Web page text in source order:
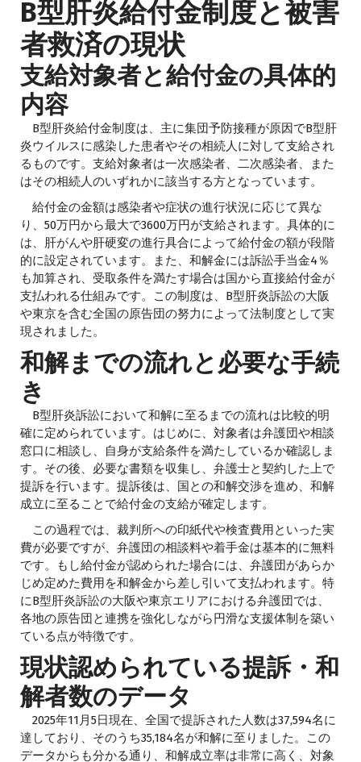
B型肝炎給付金制度と被害
者救済の現状
支給対象者と給付金の具体的
内容
B型肝炎給付金制度は、主に集団予防接種が原因でB型肝
炎ウイルスに感染した患者やその相続人に対して支給され
るものです。支給対象者は一次感染者、二次感染者、また
はその相続人のいずれかに該当する方となっています。
給付金の金額は感染者や症状の進行状況に応じて異な
り、50万円から最大で3600万円が支給されます。具体的に
は、肝がんや肝硬変の進行具合によって給付金の額が段階
的に設定されています。また、和解金には訴訟手当金4％
も加算され、受取条件を満たす場合は国から直接給付金が
支払われる仕組みです。この制度は、B型肝炎訴訟の大阪
や東京を含む全国の原告団の努力によって法制度として実
現されました。
和解までの流れと必要な手続
き
B型肝炎訴訟において和解に至るまでの流れは比較的明
確に定められています。はじめに、対象者は弁護団や相談
窓口に相談し、自身が支給条件を満たしているか確認しま
す。その後、必要な書類を収集し、弁護士と契約した上で
提訴を行います。提訴後は、国との和解交渉を進め、和解
成立に至ることで給付金の支給が確定します。
この過程では、裁判所への印紙代や検査費用といった実
費が必要ですが、弁護団の相談料や着手金は基本的に無料
です。もし給付金が認められた場合には、弁護団があらか
じめ定めた費用を和解金から差し引いて支払われます。特
にB型肝炎訴訟の大阪や東京エリアにおける弁護団では、
各地の原告団と連携を強化しながら円滑な支援体制を築い
ている点が特徴です。
現状認められている提訴・和
解者数のデータ
2025年11月5日現在、全国で提訴された人数は37,594名に
達しており、そのうち35,184名が和解に至りました。この
データからも分かる通り、和解成立率は非常に高く、対象